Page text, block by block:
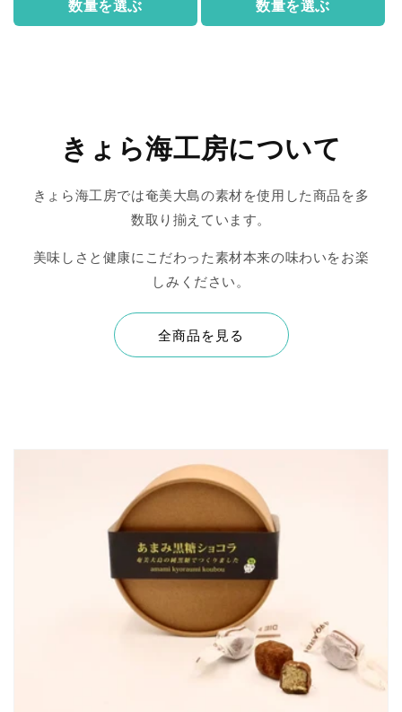
格
数量を選ぶ
格
数量を選ぶ
きょら海工房について
きょら海工房では奄美大島の素材を使用した商品を多
数取り揃えています。
美味しさと健康にこだわった素材本来の味わいをお楽
しみください。
全商品を見る